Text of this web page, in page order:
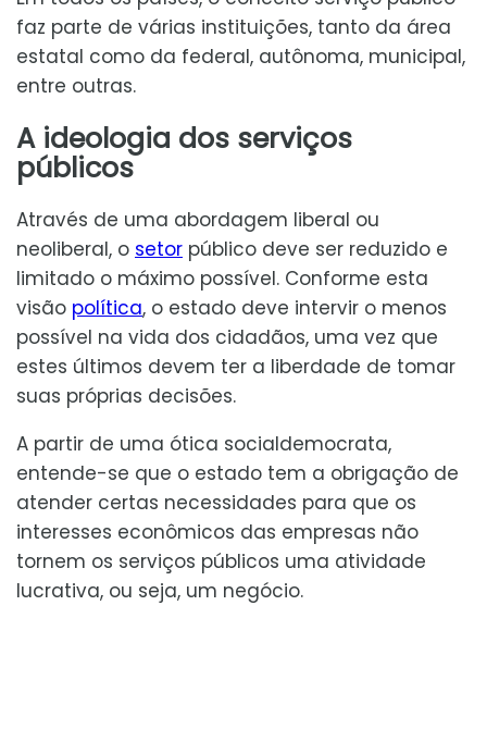
faz parte de várias instituições, tanto da área
estatal como da federal, autônoma, municipal,
entre outras.
A ideologia dos serviços
públicos
Através de uma abordagem liberal ou
neoliberal, o setor público deve ser reduzido e
limitado o máximo possível. Conforme esta
visão política, o estado deve intervir o menos
possível na vida dos cidadãos, uma vez que
estes últimos devem ter a liberdade de tomar
suas próprias decisões.
A partir de uma ótica socialdemocrata,
entende-se que o estado tem a obrigação de
atender certas necessidades para que os
interesses econômicos das empresas não
tornem os serviços públicos uma atividade
lucrativa, ou seja, um negócio.